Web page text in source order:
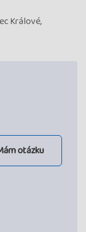
Králové,
otázku